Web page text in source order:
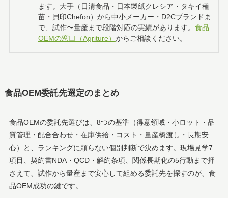
ます。大手（日清食品・日本製紙クレシア・タキイ種
苗・貝印Chefon）から中小メーカー・D2Cブランドま
で、試作〜量産まで段階対応の実績があります。 食品
OEMの窓口（Agriture） からご相談ください。
食品OEM委託先選定のまとめ
食品OEMの委託先選びは、8つの基準（得意領域・小ロット・品
質管理・配合合わせ・在庫供給・コスト・量産橋渡し・長期安
心）と、ランキングに頼らない個別判断で決めます。現場見学7
項目、契約書NDA・QCD・解約条項、関係長期化の5行動まで押
さえて、試作から量産まで安心して組める委託先を探すのが、食
品OEM成功の鍵です。